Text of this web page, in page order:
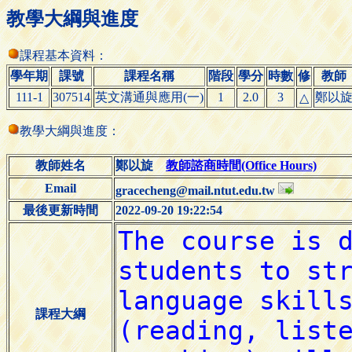
教學大綱與進度
課程基本資料：
學年期
課號 課程名稱 階段 學分 時數 修
教師
111-1
307514 英文溝通與應用(一) 1 2.0 3 △ 鄭以旋
教學大綱與進度：
教師姓名 鄭以旋教師諮商時間(Office Hours)
Email
gracecheng@mail.ntut.edu.tw
最後更新時間
2022-09-20 19:22:54
課程大綱